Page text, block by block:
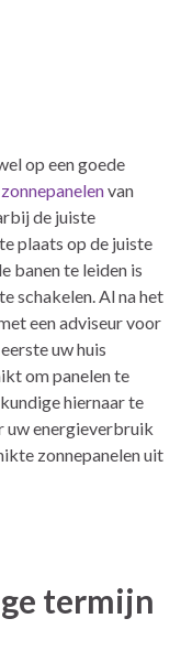
op een goede
van
de juiste
plaats op de juiste
banen te leiden is
schakelen. Al na het
een adviseur voor
uw huis
om panelen te
hiernaar te
uw energieverbruik
zonnepanelen uit
termijn